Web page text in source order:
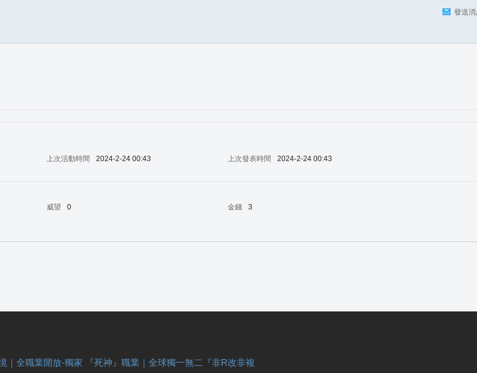
發送
上次活動時間 2024-2-24 00:43 上次發表時間
2024-2-24 00:43
威望 0 金錢
3
｜全職業開放-獨家 『死神』職業｜全球獨一無二『非R改非複